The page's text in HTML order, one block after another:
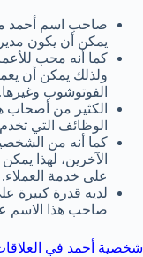
صاحب اسم أحمد من
يمكن أن يكون
كما أنه محب
ولذلك يمكن أن
الفوتوشوب وغيرها.
الكثير من أصحاب
الوظائف التي
كما أنه من
الآخرين، لهذا
على خدمة العملاء.
لديه قدرة كبيرة
صاحب هذا الاسم
شخصية أحمد في